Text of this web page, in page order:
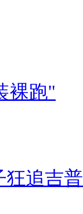
裸跑"
狂追吉